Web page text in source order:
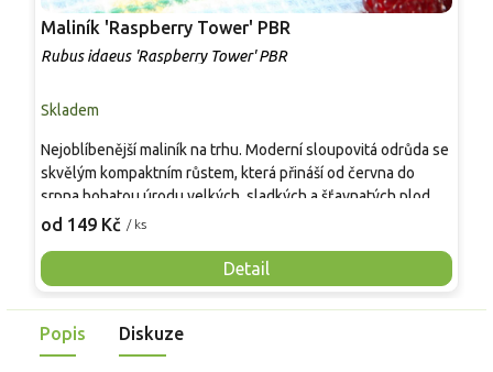
Maliník 'Raspberry Tower' PBR
Rubus idaeus 'Raspberry Tower' PBR
Skladem
od 149 Kč / ks
Detail
Nejoblíbenější maliník na trhu. Moderní sloupovitá odrůda se
skvělým kompaktním růstem, která přináší od června do
srpna bohatou úrodu velkých, sladkých a šťavnatých plodů.
Pevné vzpřímené výhony tvoří elegantní habitus bez
Mrazuvzdornost do −25 °C a spolehlivá vitalita z něj dělají
skvělou volbu pro každého pěstitele.
Popis Diskuze